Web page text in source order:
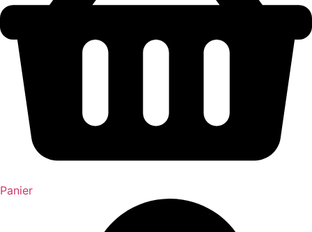
Panier